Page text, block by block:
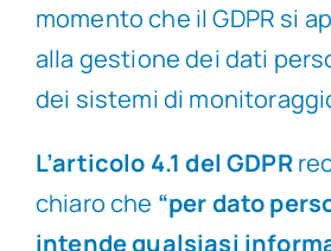
momento che il GDPR si
alla gestione dei dati
dei sistemi di
L’articolo 4.1 del GDPR
chiaro che “per dato
intende qualsiasi